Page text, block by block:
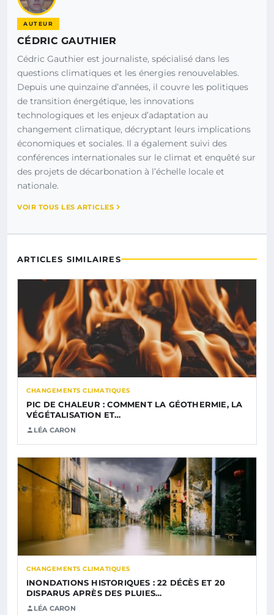
AUTEUR
CÉDRIC GAUTHIER
Cédric Gauthier est journaliste, spécialisé dans les
questions climatiques et les énergies renouvelables.
Depuis une quinzaine d’années, il couvre les politiques
de transition énergétique, les innovations
technologiques et les enjeux d’adaptation au
changement climatique, décryptant leurs implications
économiques et sociales. Il a également suivi des
conférences internationales sur le climat et enquêté sur
des projets de décarbonation à l’échelle locale et
nationale.
VOIR TOUS LES ARTICLES
ARTICLES SIMILAIRES
CHANGEMENTS CLIMATIQUES
PIC DE CHALEUR : COMMENT LA GÉOTHERMIE, LA
VÉGÉTALISATION ET…
LÉA CARON
CHANGEMENTS CLIMATIQUES
INONDATIONS HISTORIQUES : 22 DÉCÈS ET 20
DISPARUS APRÈS DES PLUIES…
LÉA CARON